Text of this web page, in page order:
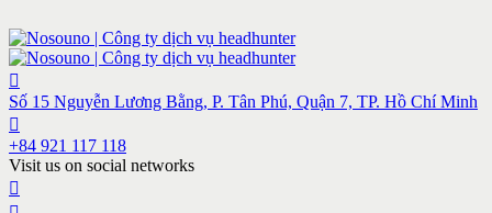
Số 15 Nguyễn Lương Bằng, P. Tân Phú, Quận 7, TP. Hồ Chí Minh
+84 921 117 118
Visit us on social networks